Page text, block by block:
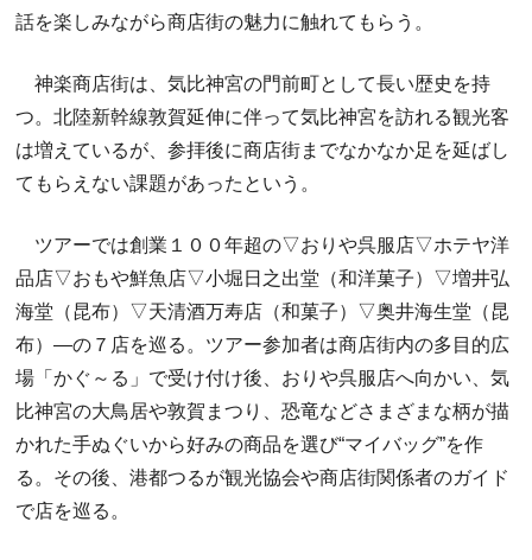
話を楽しみながら商店街の魅力に触れてもらう。
神楽商店街は、気比神宮の門前町として長い歴史を持
つ。北陸新幹線敦賀延伸に伴って気比神宮を訪れる観光客
は増えているが、参拝後に商店街までなかなか足を延ばし
てもらえない課題があったという。
ツアーでは創業１００年超の▽おりや呉服店▽ホテヤ洋
品店▽おもや鮮魚店▽小堀日之出堂（和洋菓子）▽増井弘
海堂（昆布）▽天清酒万寿店（和菓子）▽奥井海生堂（昆
布）―の７店を巡る。ツアー参加者は商店街内の多目的広
場「かぐ～る」で受け付け後、おりや呉服店へ向かい、気
比神宮の大鳥居や敦賀まつり、恐竜などさまざまな柄が描
かれた手ぬぐいから好みの商品を選び“マイバッグ”を作
る。その後、港都つるが観光協会や商店街関係者のガイド
で店を巡る。